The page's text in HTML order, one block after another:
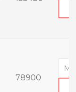
78900